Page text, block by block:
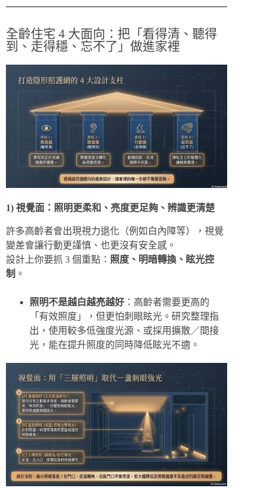
全齡住宅 4 大面向：把「看得清、聽得
到、走得穩、忘不了」做進家裡
1) 視覺面：照明更柔和、亮度更足夠、辨識更清楚
許多高齡者會出現視力退化（例如白內障等），視覺
變差會讓行動更謹慎、也更沒有安全感。
設計上你要抓 3 個重點： 照度、明暗轉換、眩光控
制 。
照明不是越白越亮越好 ：高齡者需要更高的
「有效照度」，但更怕刺眼眩光。研究整理指
出，使用較多低強度光源、或採用擴散／間接
光，能在提升照度的同時降低眩光不適。